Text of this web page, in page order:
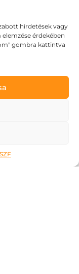
hirdetések vagy
érdekében
gombra kattintva